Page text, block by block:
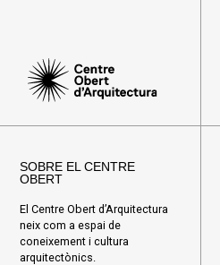
SOBRE EL CENTRE
OBERT
El Centre Obert d’Arquitectura
neix com a espai de
coneixement i cultura
arquitectònics.